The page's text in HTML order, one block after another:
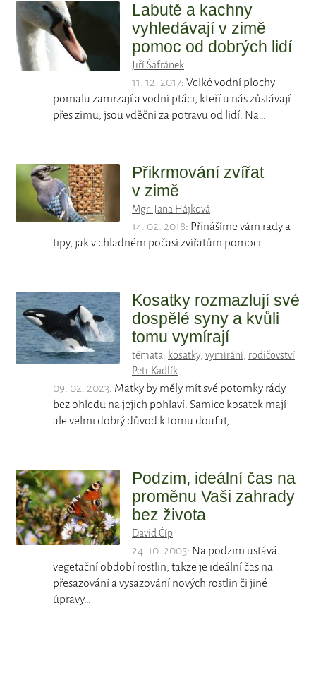
Labutě a kachny
vyhledávají v zimě
pomoc od dobrých lidí
Jiří Šafránek
11. 12. 2017: Velké vodní plochy
pomalu zamrzají a vodní ptáci, kteří u nás zůstávají
přes zimu, jsou vděčni za potravu od lidí. Na…
Přikrmování zvířat
v zimě
Mgr. Jana Hájková
14. 02. 2018: Přinášíme vám rady a
tipy, jak v chladném počasí zvířatům pomoci.
Kosatky rozmazlují své
dospělé syny a kvůli
tomu vymírají
témata: kosatky, vymírání, rodičovství
Petr Kadlík
09. 02. 2023: Matky by měly mít své potomky rády
bez ohledu na jejich pohlaví. Samice kosatek mají
ale velmi dobrý důvod k tomu doufat,…
Podzim, ideální čas na
proměnu Vaši zahrady
bez života
David Číp
24. 10. 2005: Na podzim ustává
vegetační období rostlin, takze je ideální čas na
přesazování a vysazování nových rostlin či jiné
úpravy…